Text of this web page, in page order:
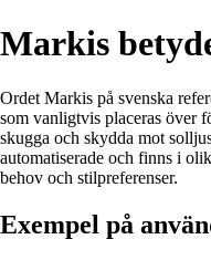
Markis
Ordet Markis på svenska
som vanligtvis placeras över
skugga och skydda mot
automatiserade och finns i
behov och stilpreferenser.
Exempel på